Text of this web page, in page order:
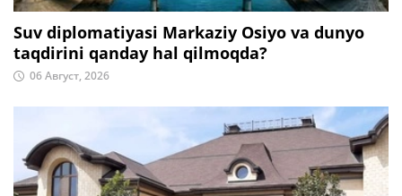
Suv diplomatiyasi Markaziy Osiyo va dunyo
taqdirini qanday hal qilmoqda?
06 Август, 2026